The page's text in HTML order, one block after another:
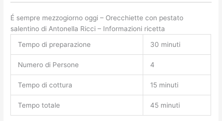
É sempre mezzogiorno oggi – Orecchiette con pestato
salentino di Antonella Ricci – Informazioni ricetta
Tempo di preparazione
30 minuti
Numero di Persone 4
Tempo di cottura 15 minuti
Tempo totale 45 minuti